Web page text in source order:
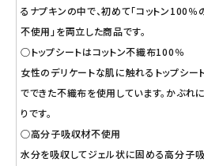
るナプキンの中で、初めて「コットン100
不使用」を両立した商品です。
○トップシートはコットン不織布100％
女性のデリケートな肌に触れるトップシー
でできた不織布を使用しています。かぶれ
りです。
○高分子吸収材不使用
水分を吸収してジェル状に固める高分子